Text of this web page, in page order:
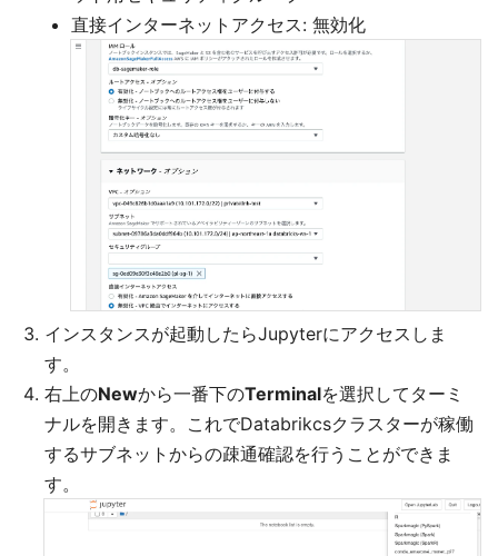
直接インターネットアクセス: 無効化
インスタンスが起動したらJupyterにアクセスしま
す。
右上のNewから一番下のTerminalを選択してターミ
ナルを開きます。これでDatabrikcsクラスターが稼働
するサブネットからの疎通確認を行うことができま
す。